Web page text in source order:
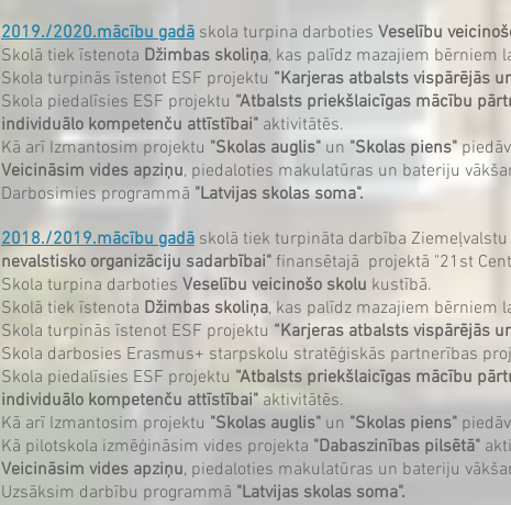
2019./2020.mācību gadā skola turpina darboties Veselību
Skolā tiek īstenota Džimbas skoliņa, kas palīdz mazajiem bērniem
Skola turpinās īstenot ESF projektu “Karjeras atbalsts vispārējās
Skola piedalīsies ESF projektu “Atbalsts priekšlaicīgas mācību
individuālo kompetenču attīstībai" aktivitātēs.
Kā arī Izmantosim projektu "Skolas auglis" un "Skolas piens"
Veicināsim vides apziņu, piedaloties makulatūras un bateriju
Darbosimies programmā "Latvijas skolas soma".
2018./2019.mācību gadā skolā tiek turpināta darbība
nevalstisko organizāciju sadarbībai" finansētajā projektā "21st
Skola turpina darboties Veselību veicinošo skolu kustībā.
Skolā tiek īstenota Džimbas skoliņa, kas palīdz mazajiem bērniem
Skola turpinās īstenot ESF projektu “Karjeras atbalsts vispārējās
Skola darbosies Erasmus+ starpskolu stratēģiskās partnerības
Skola piedalīsies ESF projektu “Atbalsts priekšlaicīgas mācību
individuālo kompetenču attīstībai" aktivitātēs.
Kā arī Izmantosim projektu "Skolas auglis" un "Skolas piens"
Kā pilotskola izmēģināsim vides projekta "Dabaszinības pilsētā"
Veicināsim vides apziņu, piedaloties makulatūras un bateriju
Uzsāksim darbību programmā "Latvijas skolas soma".